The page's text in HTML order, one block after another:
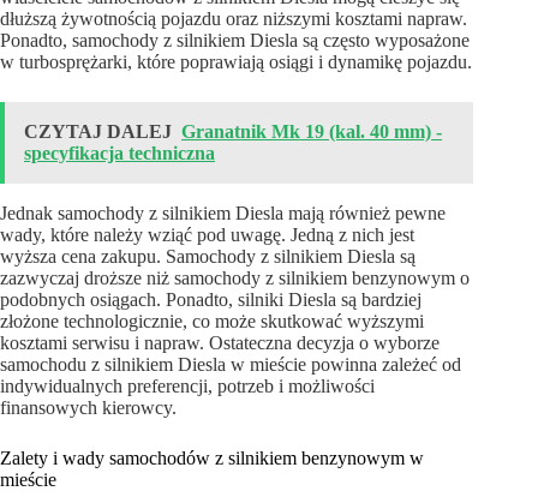
dłuższą żywotnością pojazdu oraz niższymi kosztami napraw.
Ponadto, samochody z silnikiem Diesla są często wyposażone
w turbosprężarki, które poprawiają osiągi i dynamikę pojazdu.
CZYTAJ DALEJ Granatnik Mk 19 (kal. 40 mm) -
specyfikacja techniczna
Jednak samochody z silnikiem Diesla mają również pewne
wady, które należy wziąć pod uwagę. Jedną z nich jest
wyższa cena zakupu. Samochody z silnikiem Diesla są
zazwyczaj droższe niż samochody z silnikiem benzynowym o
podobnych osiągach. Ponadto, silniki Diesla są bardziej
złożone technologicznie, co może skutkować wyższymi
kosztami serwisu i napraw. Ostateczna decyzja o wyborze
samochodu z silnikiem Diesla w mieście powinna zależeć od
indywidualnych preferencji, potrzeb i możliwości
finansowych kierowcy.
Zalety i wady samochodów z silnikiem benzynowym w
mieście